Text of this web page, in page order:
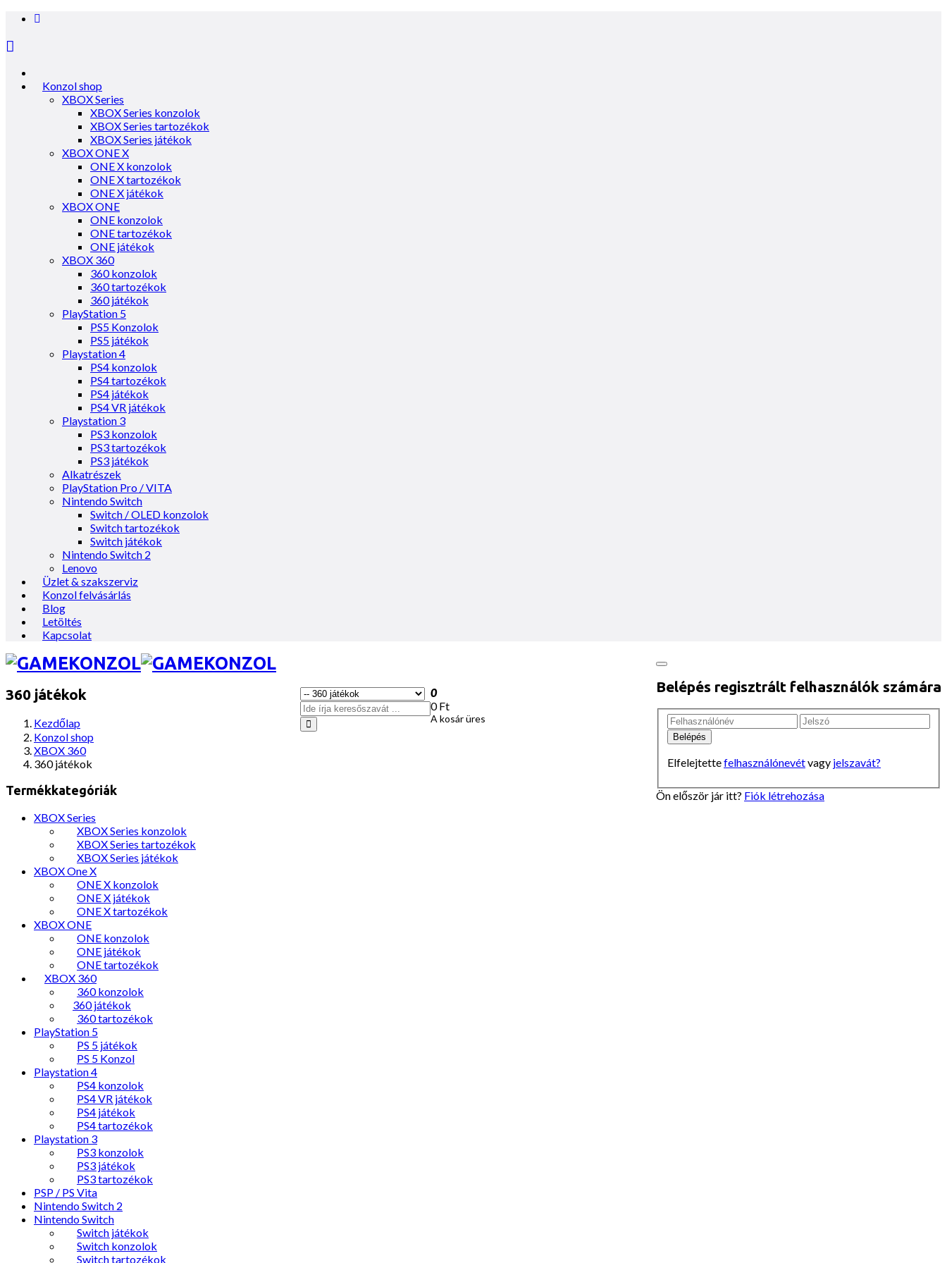
Konzol shop
XBOX Series
XBOX Series konzolok
XBOX Series tartozékok
XBOX Series játékok
XBOX ONE X
ONE X konzolok
ONE X tartozékok
ONE X játékok
XBOX ONE
ONE konzolok
ONE tartozékok
ONE játékok
XBOX 360
360 konzolok
360 tartozékok
360 játékok
PlayStation 5
PS5 Konzolok
PS5 játékok
Playstation 4
PS4 konzolok
PS4 tartozékok
PS4 játékok
PS4 VR játékok
Playstation 3
PS3 konzolok
PS3 tartozékok
PS3 játékok
Alkatrészek
PlayStation Pro / VITA
Nintendo Switch
Switch / OLED konzolok
Switch tartozékok
Switch játékok
Nintendo Switch 2
Lenovo
Üzlet & szakszerviz
Konzol felvásárlás
Blog
Letöltés
Kapcsolat
Belépés regisztrált felhasználók számára
Elfelejtettefelhasználónevétvagy jelszavát?
Ön először jár itt? Fiók létrehozása
0
0 Ft
A kosár üres
360 játékok
Kezdőlap
Konzol shop
XBOX 360
360 játékok
Termékkategóriák
XBOX Series
XBOX Series konzolok
XBOX Series tartozékok
XBOX Series játékok
XBOX One X
ONE X konzolok
ONE X játékok
ONE X tartozékok
XBOX ONE
ONE konzolok
ONE játékok
ONE tartozékok
XBOX 360
360 konzolok
360 játékok
360 tartozékok
PlayStation 5
PS 5 játékok
PS 5 Konzol
Playstation 4
PS4 konzolok
PS4 VR játékok
PS4 játékok
PS4 tartozékok
Playstation 3
PS3 konzolok
PS3 játékok
PS3 tartozékok
PSP / PS Vita
Nintendo Switch 2
Nintendo Switch
Switch játékok
Switch konzolok
Switch tartozékok